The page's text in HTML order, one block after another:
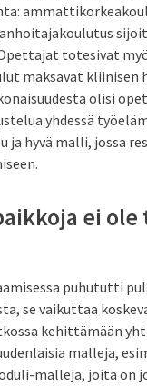
totesivat
maksavat kliinisen
olisi
yhdessä
ja hyvä malli, jossa
ei ole
puhututti
se vaikuttaa
kehittämään
malleja,
malleja, joita on